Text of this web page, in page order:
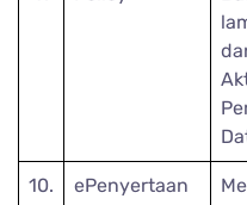
10. ePenyertaan